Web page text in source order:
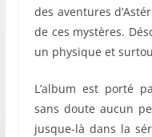
des aventures
de ces mystères.
un physique et
L’album est porté
sans doute aucun
jusque-là dans la